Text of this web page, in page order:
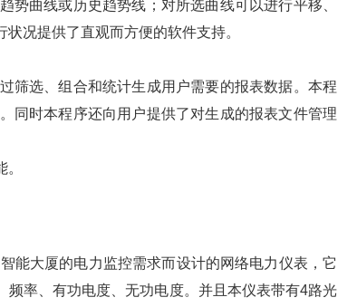
曲线或历史趋势线；对所选曲线可以进行平移、
况提供了直观而方便的软件支持。
筛选、组合和统计生成用户需要的报表数据。本程
同时本程序还向用户提供了对生成的报表文件管理
能大厦的电力监控需求而设计的网络电力仪表，它
率、有功电度、无功电度。并且本仪表带有4路光